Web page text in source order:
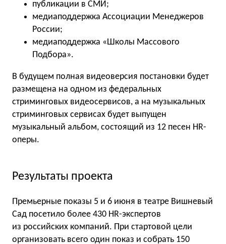
публикации в СМИ;
медиаподдержка Ассоциации Менеджеров
России;
медиаподдержка «Школы Массового
Подбора».
В будущем полная видеоверсия постановки будет
размещена на одном из федеральных
стриминговых видеосервисов, а на музыкальных
стриминговых сервисах будет выпущен
музыкальный альбом, состоящий из 12 песен HR-
оперы.
Результаты проекта
Премьерные показы 5 и 6 июня в театре Вишневый
Сад посетило более 430 HR-экспертов
из российских компаний. При стартовой цели
организовать всего один показ и собрать 150